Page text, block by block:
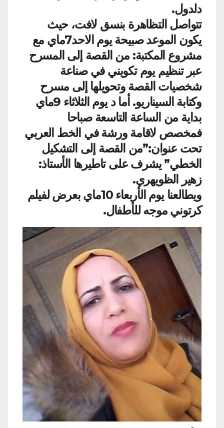
دلدول.
تتواصل التظاهرة بنسق لافت، حيث
يكون الموعد صبيحة يوم الاحد7ماي مع
مشروع المكتبة: من القصة إلى المسرح
عبر تنظيم يوم تكويني في صناعة
شخصيات القصة وتحويلها إلى مسرح
وكتابة السيناريو. أما د يوم الثلاثاء 9ماي
بداية من الساعة التاسعة صباحا
فمخصص لاقامة ورشة في الخط العربي
تحت عنوان:”من القصة إلى التشكيل
الخطي” يشرف على تاطيرها الأستاذ:
زهير الظويهري.
ويطالعنا يوم الأربعاء 10ماي بعرض لفيلم
كرتوني موجه للأطفال.